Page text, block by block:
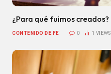
¿Para qué fuimos creados?
CONTENIDO DE FE 0 1VIEWS